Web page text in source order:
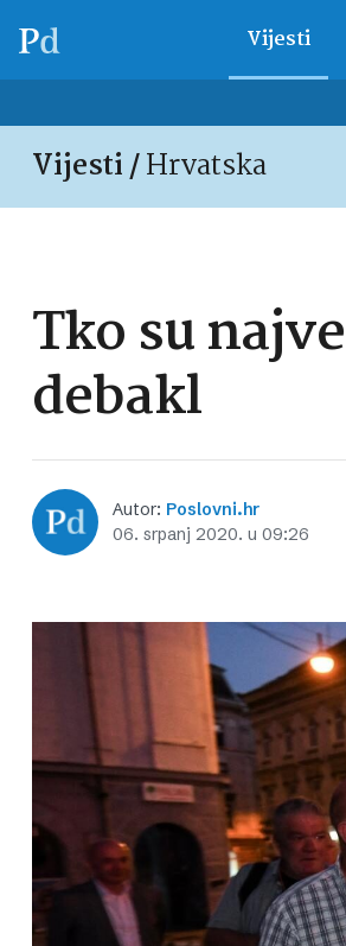
Vijesti
Vijesti /Hrvatska
Tko su
debakl
Autor: Poslovni.hr
06. srpanj 2020. u 09:26